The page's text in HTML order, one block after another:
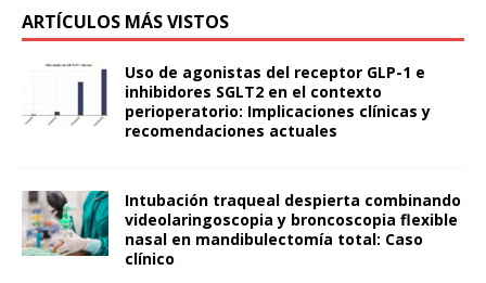
ARTÍCULOS MÁS VISTOS
Uso de agonistas del receptor GLP-1 e
inhibidores SGLT2 en el contexto
perioperatorio: Implicaciones clínicas y
recomendaciones actuales
Intubación traqueal despierta combinando
videolaringoscopia y broncoscopia flexible
nasal en mandibulectomía total: Caso
clínico